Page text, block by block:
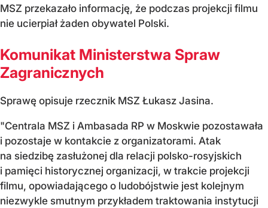
MSZ przekazało informację, że podczas projekcji filmu
nie ucierpiał żaden obywatel Polski.
Komunikat Ministerstwa Spraw
Zagranicznych
Sprawę opisuje rzecznik MSZ Łukasz Jasina.
"Centrala MSZ i Ambasada RP w Moskwie pozostawała
i pozostaje w kontakcie z organizatorami. Atak
na siedzibę zasłużonej dla relacji polsko-rosyjskich
i pamięci historycznej organizacji, w trakcie projekcji
filmu, opowiadającego o ludobójstwie jest kolejnym
niezwykle smutnym przykładem traktowania instytucji